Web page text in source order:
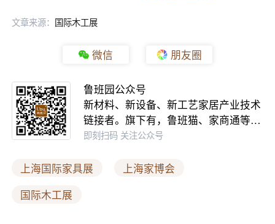
文章来源： 国际木工展
微信 朋友圈
鲁班园公众号
新材料、新设备、新工艺家居产业技术
链接者。旗下有，鲁班猫、家商通等…
即刻扫码 关注公众号
上海国际家具展
上海家博会
国际木工展